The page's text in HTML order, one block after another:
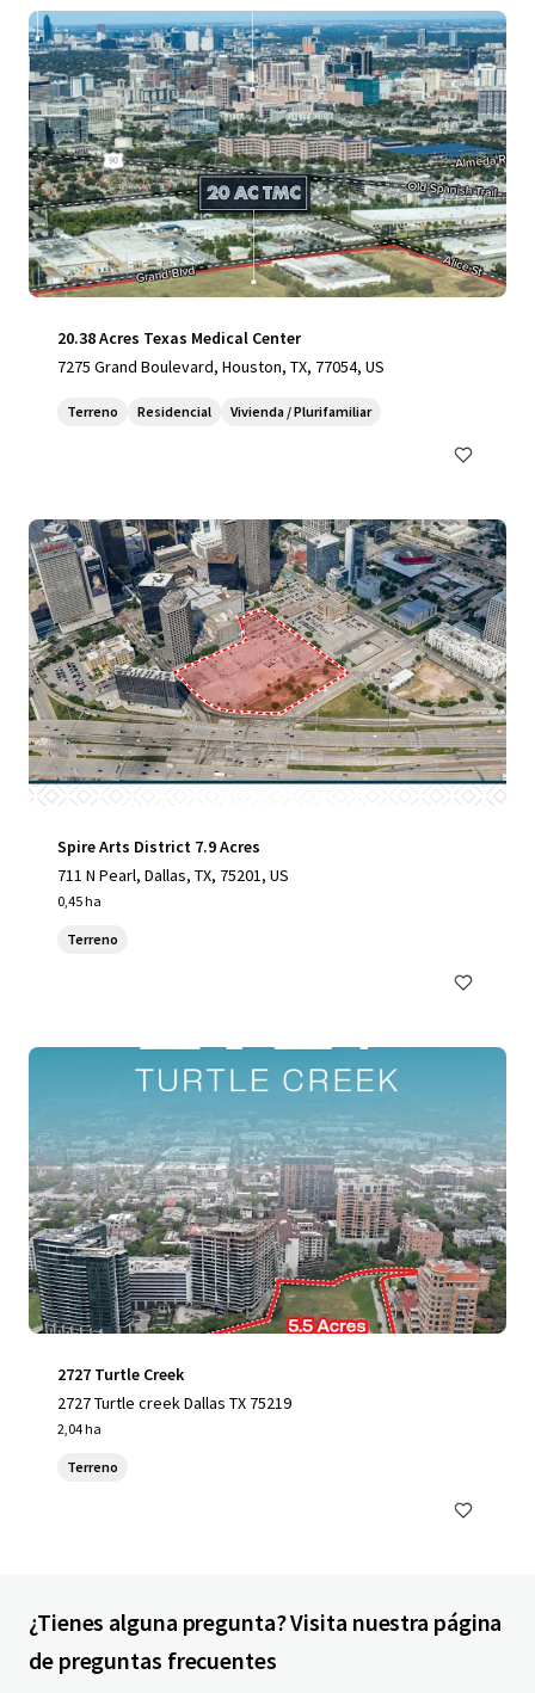
20.38 Acres Texas Medical Center
7275 Grand Boulevard, Houston, TX, 77054, US
Terreno Residencial Vivienda / Plurifamiliar
Spire Arts District 7.9 Acres
711 N Pearl, Dallas, TX, 75201, US
0,45 ha
Terreno
2727 Turtle Creek
2727 Turtle creek Dallas TX 75219
2,04 ha
Terreno
¿Tienes alguna pregunta? Visita nuestra página
de preguntas frecuentes